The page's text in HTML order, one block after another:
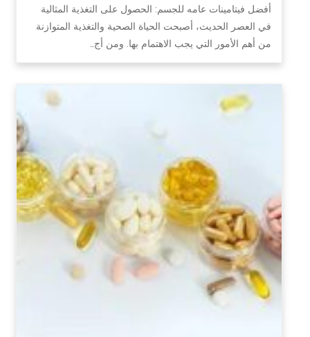
أفضل فيتامينات عامه للجسم: الحصول على التغذية المثالية
في العصر الحديث، أصبحت الحياة الصحية والتغذية المتوازنة
من أهم الأمور التي يجب الاهتمام بها. ومن أج…